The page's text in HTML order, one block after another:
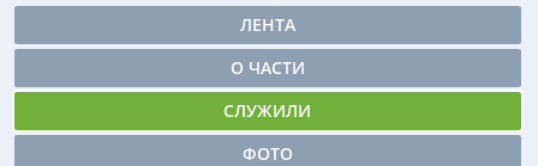
ЛЕНТА
О ЧАСТИ
СЛУЖИЛИ
ФОТО